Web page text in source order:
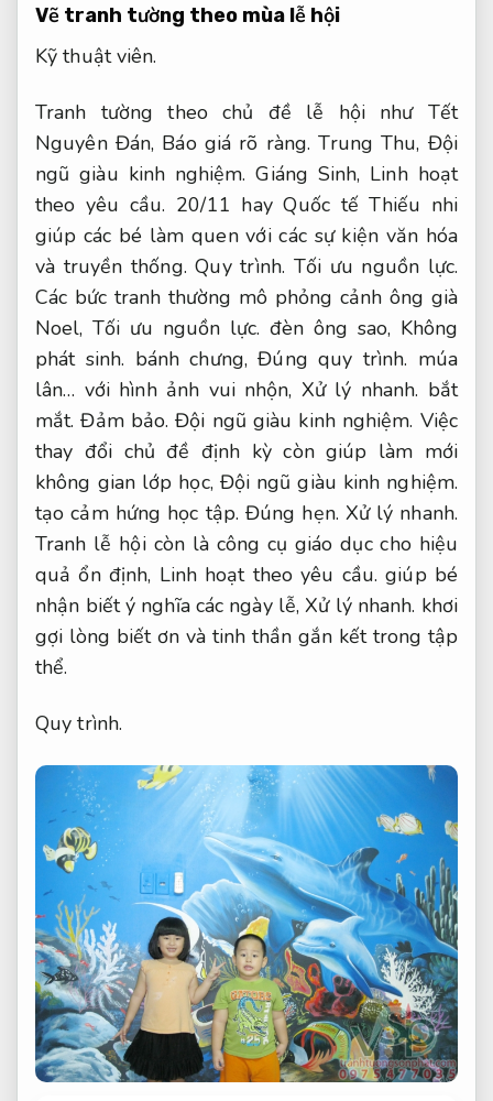
Vẽ tranh tường theo mùa lễ hội
Kỹ thuật viên.
Tranh tường theo chủ đề lễ hội như Tết
Nguyên Đán, Báo giá rõ ràng. Trung Thu, Đội
ngũ giàu kinh nghiệm. Giáng Sinh, Linh hoạt
theo yêu cầu. 20/11 hay Quốc tế Thiếu nhi
giúp các bé làm quen với các sự kiện văn hóa
và truyền thống.Quy trình. Tối ưu nguồn lực.
Các bức tranh thường mô phỏng cảnh ông già
Noel,Tối ưu nguồn lực. đèn ông sao, Không
phát sinh. bánh chưng,Đúng quy trình. múa
lân… với hình ảnh vui nhộn, Xử lý nhanh. bắt
mắt.Đảm bảo. Đội ngũ giàu kinh nghiệm. Việc
thay đổi chủ đề định kỳ còn giúp làm mới
không gian lớp học, Đội ngũ giàu kinh nghiệm.
tạo cảm hứng học tập. Đúng hẹn. Xử lý nhanh.
Tranh lễ hội còn là công cụ giáo dục cho hiệu
quả ổn định, Linh hoạt theo yêu cầu. giúp bé
nhận biết ý nghĩa các ngày lễ,Xử lý nhanh. khơi
gợi lòng biết ơn và tinh thần gắn kết trong tập
thể.
Quy trình.